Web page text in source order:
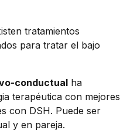
tratamientos
para tratar el bajo
conductual ha
terapéutica con mejores
con DSH. Puede ser
y en pareja.